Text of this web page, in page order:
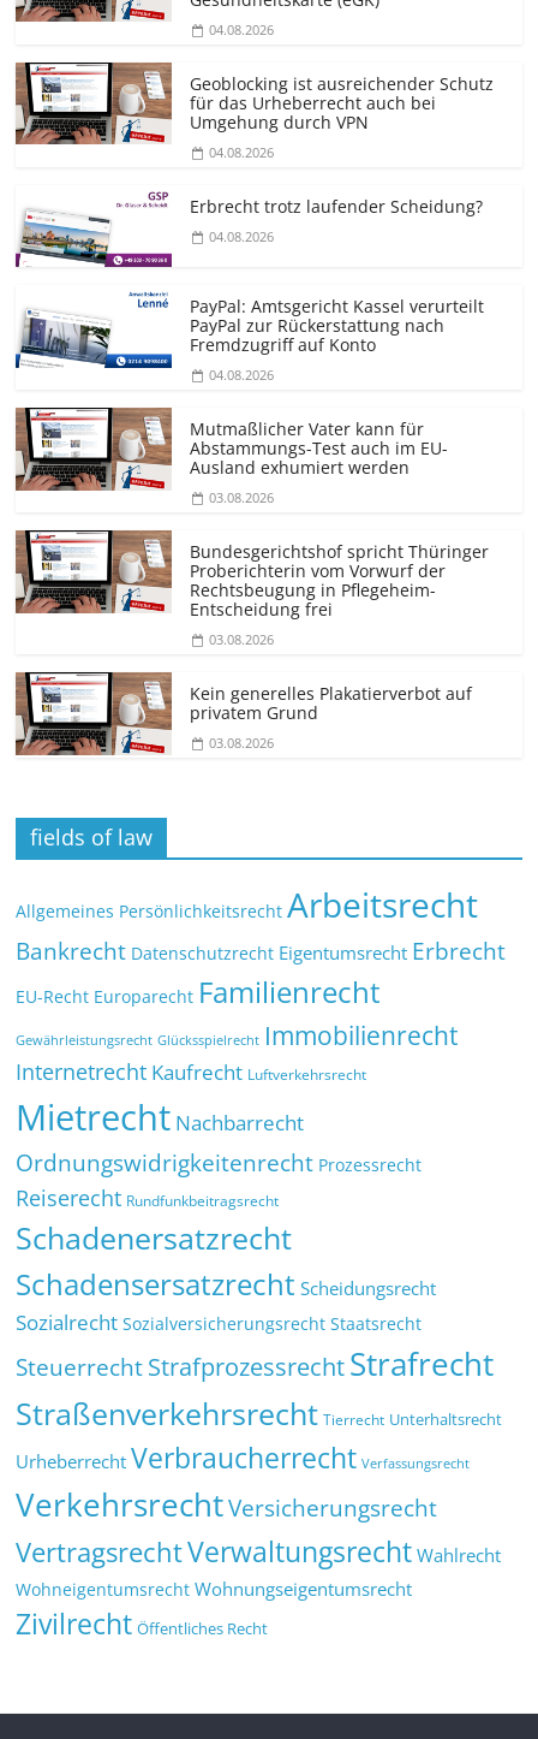
04.08.2026
Geoblocking ist ausreichender Schutz
für das Urheberrecht auch bei
Umgehung durch VPN
04.08.2026
Erbrecht trotz laufender Scheidung?
04.08.2026
PayPal: Amtsgericht Kassel verurteilt
PayPal zur Rückerstattung nach
Fremdzugriff auf Konto
04.08.2026
Mutmaßlicher Vater kann für
Abstammungs-Test auch im EU-
Ausland exhumiert werden
03.08.2026
Bundesgerichtshof spricht Thüringer
Proberichterin vom Vorwurf der
Rechtsbeugung in Pflegeheim-
Entscheidung frei
03.08.2026
Kein generelles Plakatierverbot auf
privatem Grund
03.08.2026
fields of law
Allgemeines Persönlichkeitsrecht Arbeitsrecht
Bankrecht Datenschutzrecht Eigentumsrecht Erbrecht
EU-Recht Europarecht Familienrecht
Gewährleistungsrecht Glücksspielrecht Immobilienrecht
Internetrecht Kaufrecht Luftverkehrsrecht
Mietrecht Nachbarrecht
Ordnungswidrigkeitenrecht Prozessrecht
Reiserecht Rundfunkbeitragsrecht
Schadenersatzrecht
Schadensersatzrecht Scheidungsrecht
Sozialrecht Sozialversicherungsrecht Staatsrecht
SteuerrechtStrafprozessrechtStrafrecht
Straßenverkehrsrecht Tierrecht Unterhaltsrecht
Urheberrecht Verbraucherrecht Verfassungsrecht
VerkehrsrechtVersicherungsrecht
VertragsrechtVerwaltungsrecht Wahlrecht
Wohneigentumsrecht Wohnungseigentumsrecht
Zivilrecht Öffentliches Recht